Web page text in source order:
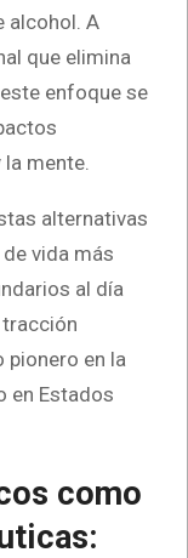
alcohol. A
que elimina
enfoque se
mente.
alternativas
vida más
al día
pionero en la
en Estados
como